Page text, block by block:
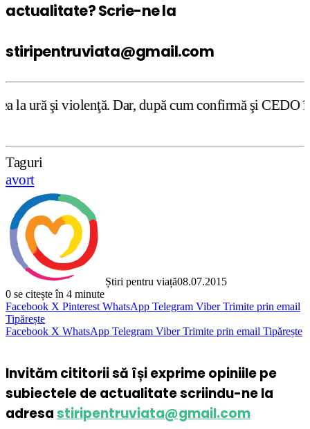
actualitate? Scrie-ne la
stiripentruviata@gmail.com
Dar, după cum confirmă şi CEDO în cazul
Taguri
avort
Știri pentru viață08.07.2015
0 se citește în 4 minute
Facebook X Pinterest WhatsApp Telegram Viber Trimite prin email
Tipărește
Facebook X WhatsApp Telegram Viber Trimite prin email Tipărește
Invităm cititorii să își exprime opiniile pe
subiectele de actualitate scriindu-ne la
adresastiripentruviata@gmail.com